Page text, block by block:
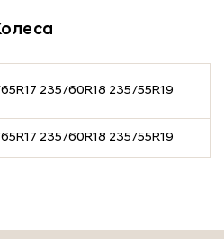
235/60R18 235/55R19
235/60R18 235/55R19